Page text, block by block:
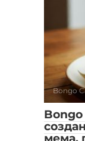
Bongo
Bongo